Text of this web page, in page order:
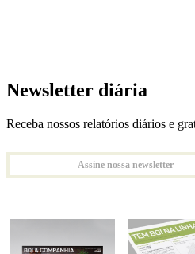
Newsletter diária
Receba nossos relatórios diários e
Assine nossa newsletter